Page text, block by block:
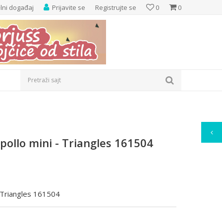
0
0
Prijavite se Registrujte se
događaj
Pretraži sajt
mini - Triangles 161504
161504